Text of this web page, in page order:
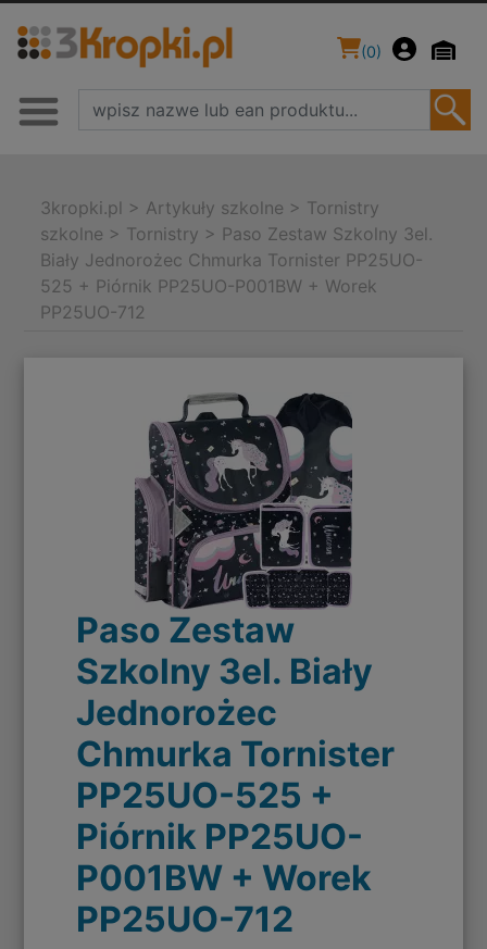
(0)
3kropki.pl > Artykuły szkolne > Tornistry
szkolne > Tornistry > Paso Zestaw Szkolny 3el.
Biały Jednorożec Chmurka Tornister PP25UO-
525 + Piórnik PP25UO-P001BW + Worek
PP25UO-712
Paso Zestaw
Szkolny 3el. Biały
Jednorożec
Chmurka Tornister
PP25UO-525 +
Piórnik PP25UO-
P001BW + Worek
PP25UO-712